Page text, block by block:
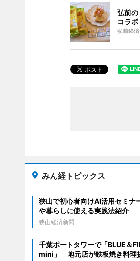
弘前の
コラ
弘前経済
みん経トピックス
狭山で初心者向けAI活用セミ
や暮らしに使える実践法紹介
狭山経済新聞
千葉ポートタワーで「BLUE＆
mini」 地元店が鉄板焼き料理